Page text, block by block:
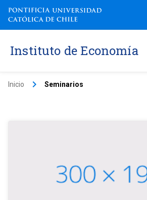
Instituto de Economía
Inicio keyboard_arrow_right Seminarios